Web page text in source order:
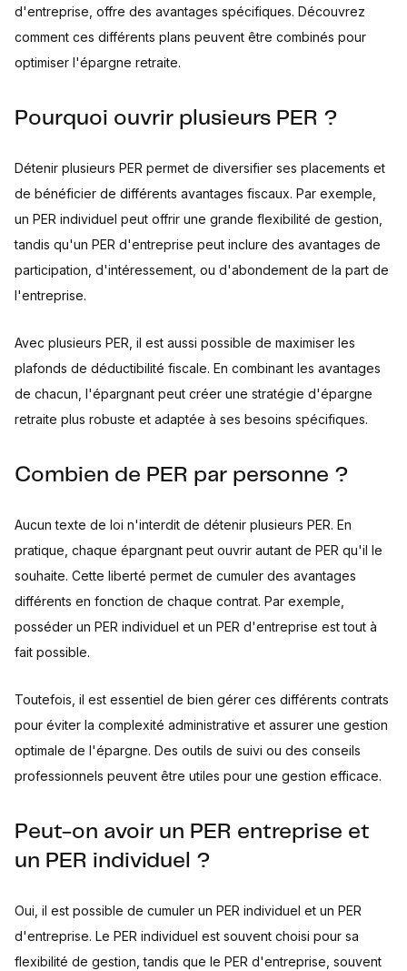
d'entreprise, offre des avantages spécifiques. Découvrez
comment ces différents plans peuvent être combinés pour
optimiser l'épargne retraite.
Pourquoi ouvrir plusieurs PER ?
Détenir plusieurs PER permet de diversifier ses placements et
de bénéficier de différents avantages fiscaux. Par exemple,
un PER individuel peut offrir une grande flexibilité de gestion,
tandis qu'un PER d'entreprise peut inclure des avantages de
participation, d'intéressement, ou d'abondement de la part de
l'entreprise.
Avec plusieurs PER, il est aussi possible de maximiser les
plafonds de déductibilité fiscale. En combinant les avantages
de chacun, l'épargnant peut créer une stratégie d'épargne
retraite plus robuste et adaptée à ses besoins spécifiques.
Combien de PER par personne ?
Aucun texte de loi n'interdit de détenir plusieurs PER. En
pratique, chaque épargnant peut ouvrir autant de PER qu'il le
souhaite. Cette liberté permet de cumuler des avantages
différents en fonction de chaque contrat. Par exemple,
posséder un PER individuel et un PER d'entreprise est tout à
fait possible.
Toutefois, il est essentiel de bien gérer ces différents contrats
pour éviter la complexité administrative et assurer une gestion
optimale de l'épargne. Des outils de suivi ou des conseils
professionnels peuvent être utiles pour une gestion efficace.
Peut-on avoir un PER entreprise et
un PER individuel ?
Oui, il est possible de cumuler un PER individuel et un PER
d'entreprise. Le PER individuel est souvent choisi pour sa
flexibilité de gestion, tandis que le PER d'entreprise, souvent